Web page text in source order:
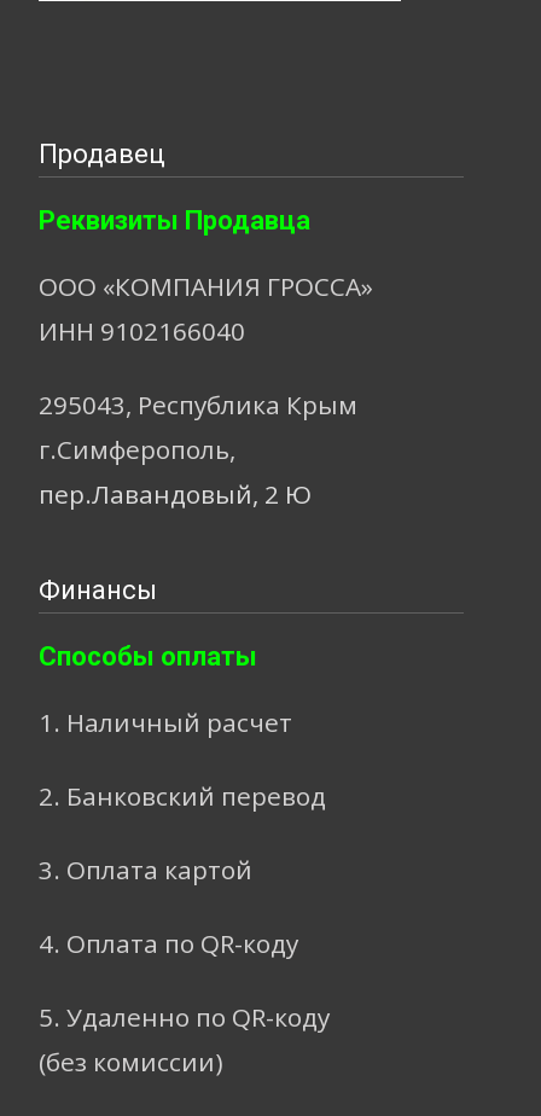
Продавец
Реквизиты Продавца
ООО «КОМПАНИЯ ГРОССА»
ИНН 9102166040
295043, Республика Крым
г.Симферополь,
пер.Лавандовый, 2 Ю
Финансы
Способы оплаты
1. Наличный расчет
2. Банковский перевод
3. Оплата картой
4. Оплата по QR-коду
5. Удаленно по QR-коду
(без комиссии)